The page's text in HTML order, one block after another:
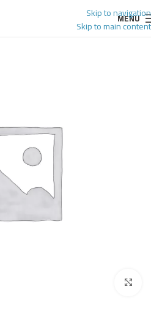
Skip to navigation
Skip to main content
MENU